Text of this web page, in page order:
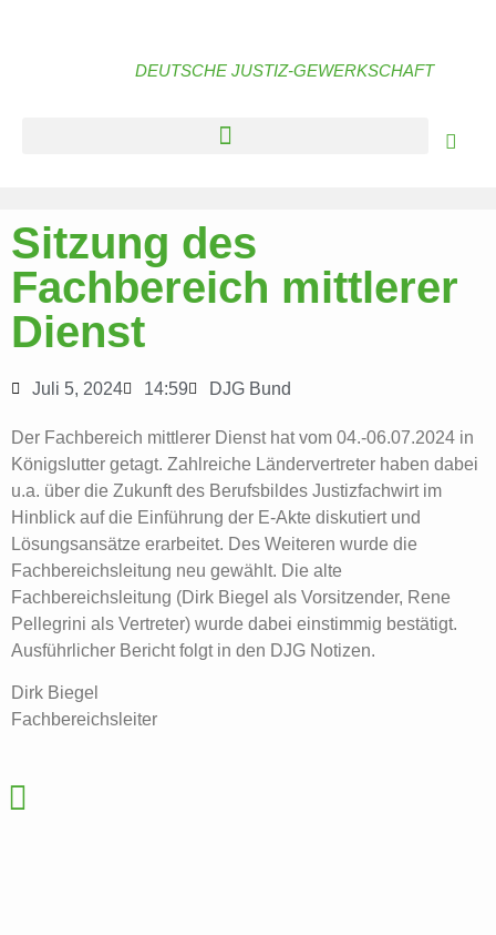
DEUTSCHE JUSTIZ-GEWERKSCHAFT
Sitzung des
Fachbereich mittlerer
Dienst
Juli 5, 2024 14:59 DJG Bund
Der Fachbereich mittlerer Dienst hat vom 04.-06.07.2024 in
Königslutter getagt. Zahlreiche Ländervertreter haben dabei
u.a. über die Zukunft des Berufsbildes Justizfachwirt im
Hinblick auf die Einführung der E-Akte diskutiert und
Lösungsansätze erarbeitet. Des Weiteren wurde die
Fachbereichsleitung neu gewählt. Die alte
Fachbereichsleitung (Dirk Biegel als Vorsitzender, Rene
Pellegrini als Vertreter) wurde dabei einstimmig bestätigt.
Ausführlicher Bericht folgt in den DJG Notizen.
Dirk Biegel
Fachbereichsleiter